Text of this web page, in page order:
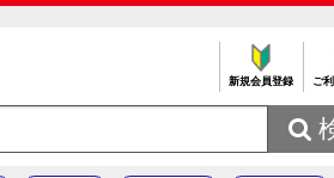
新規会員登録 ご
